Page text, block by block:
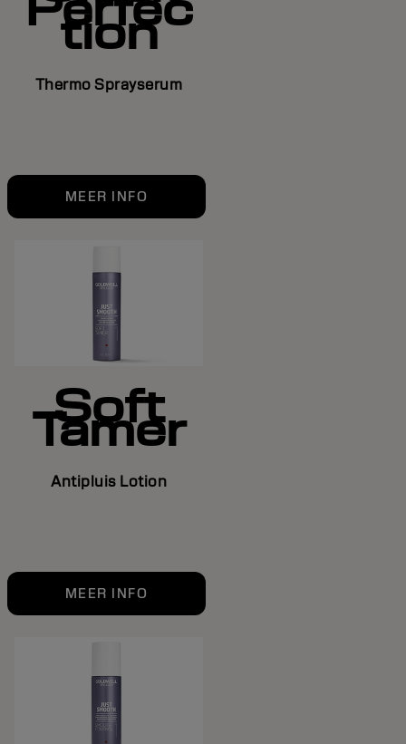
tion
Thermo Sprayserum
MEER INFO
Soft
Tamer
Antipluis Lotion
MEER INFO